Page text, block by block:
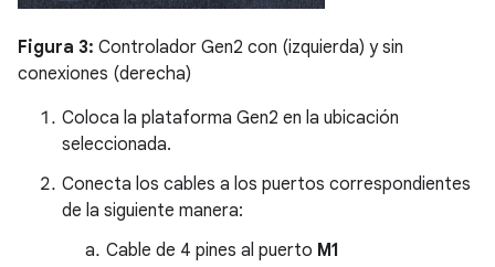
Figura 3: Controlador Gen2 con (izquierda) y sin
conexiones (derecha)
Coloca la plataforma Gen2 en la ubicación
seleccionada.
Conecta los cables a los puertos correspondientes
de la siguiente manera:
Cable de 4 pines al puerto M1